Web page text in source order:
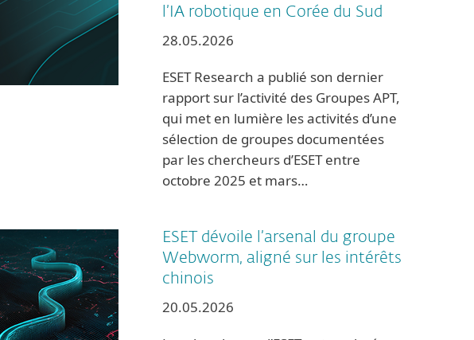
l’IA robotique en Corée du Sud
28.05.2026
ESET Research a publié son dernier
rapport sur l’activité des Groupes APT,
qui met en lumière les activités d’une
sélection de groupes documentées
par les chercheurs d’ESET entre
octobre 2025 et mars…
ESET dévoile l’arsenal du groupe
Webworm, aligné sur les intérêts
chinois
20.05.2026